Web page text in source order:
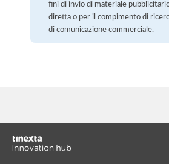
fini di invio di materiale
diretta o per il compimento di
di comunicazione commerciale.